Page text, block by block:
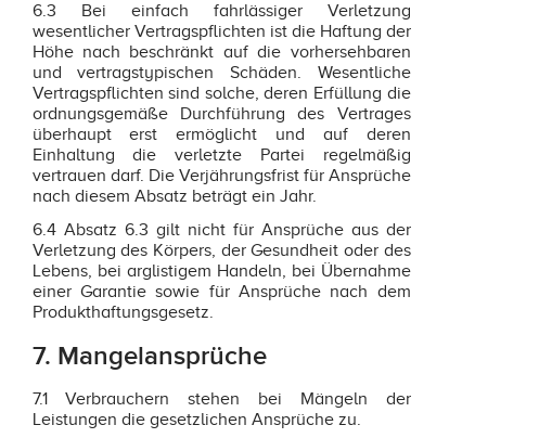
6.3 Bei einfach fahrlässiger Verletzung
wesentlicher Vertragspflichten ist die Haftung der
Höhe nach beschränkt auf die vorhersehbaren
und vertragstypischen Schäden. Wesentliche
Vertragspflichten sind solche, deren Erfüllung die
ordnungsgemäße Durchführung des Vertrages
überhaupt erst ermöglicht und auf deren
Einhaltung die verletzte Partei regelmäßig
vertrauen darf. Die Verjährungsfrist für Ansprüche
nach diesem Absatz beträgt ein Jahr.
6.4 Absatz 6.3 gilt nicht für Ansprüche aus der
Verletzung des Körpers, der Gesundheit oder des
Lebens, bei arglistigem Handeln, bei Übernahme
einer Garantie sowie für Ansprüche nach dem
Produkthaftungsgesetz.
7. Mangelansprüche
7.1 Verbrauchern stehen bei Mängeln der
Leistungen die gesetzlichen Ansprüche zu.